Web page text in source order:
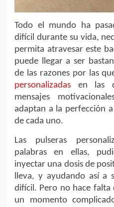
Todo el mundo ha
difícil durante su vida,
permita atravesar este
puede llegar a ser
de las razones por las
personalizadas en las
mensajes
adaptan a la perfección
de cada uno.
Las pulseras
palabras en ellas,
inyectar una dosis de
lleva, y ayudando así a
difícil. Pero no hace falta
un momento